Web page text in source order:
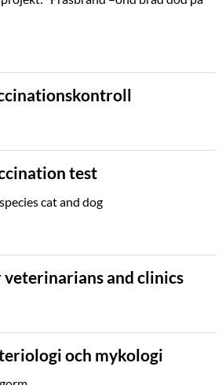
test
cat and dog
and clinics
och mykologi